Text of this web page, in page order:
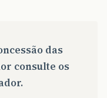
das
consulte os